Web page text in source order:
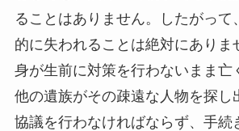
ることはありません。したがって
的に失われることは絶対にありま
身が生前に対策を行わないまま亡
他の遺族がその疎遠な人物を探し
協議を行わなければならず、手続